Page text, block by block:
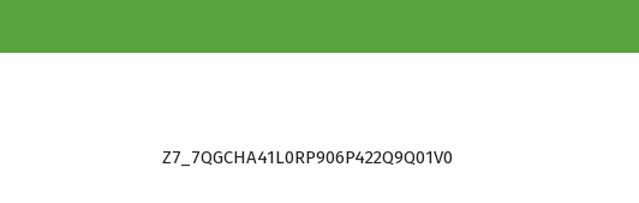
Z7_7QGCHA41L0RP906P422Q9Q01V0